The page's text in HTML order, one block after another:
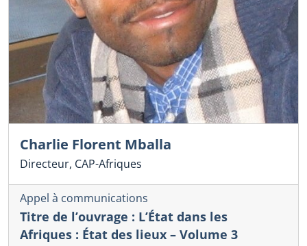
Charlie Florent Mballa
Directeur, CAP-Afriques
Appel à communications
Titre de l’ouvrage : L’État dans les
Afriques : État des lieux – Volume 3